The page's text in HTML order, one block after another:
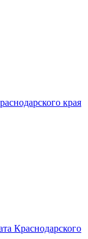
края
Краснодарского